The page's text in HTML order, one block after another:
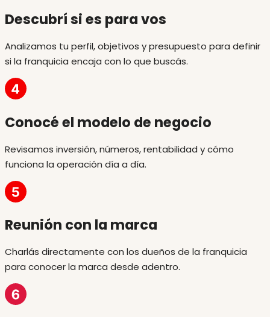
Descubrí si es para vos
Analizamos tu perfil, objetivos y presupuesto para definir
si la franquicia encaja con lo que buscás.
Conocé el modelo de negocio
Revisamos inversión, números, rentabilidad y cómo
funciona la operación día a día.
Reunión con la marca
Charlás directamente con los dueños de la franquicia
para conocer la marca desde adentro.